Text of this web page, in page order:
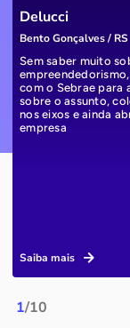
1/10
Delucci
Bento Gonçalves / RS
Sem saber muito
com o Sebrae para
sobre o assunto,
nos eixos e ainda
empresa
Saiba mais